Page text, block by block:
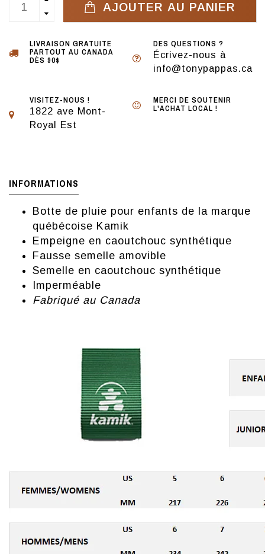
AJOUTER AU PANIER
LIVRAISON GRATUITE
PARTOUT AU CANADA
DÈS 90$
DES QUESTIONS ?
Écrivez-nous à
info@tonypappas.ca
VISITEZ-NOUS !
1822 ave Mont-
Royal Est
MERCI DE SOUTENIR
L'ACHAT LOCAL !
INFORMATIONS
Botte de pluie pour enfants de la marque
québécoise Kamik
Empeigne en caoutchouc synthétique
Fausse semelle amovible
Semelle en caoutchouc synthétique
Imperméable
Fabriqué au Canada